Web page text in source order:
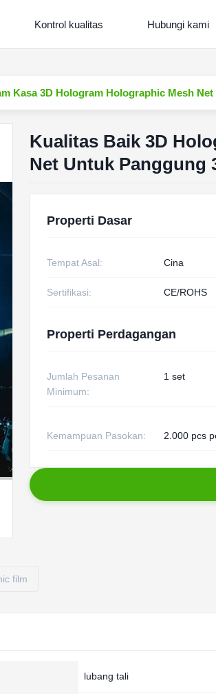
Kontrol kualitas Hubungi kami
Kasa 3D Hologram Holographic Mesh
Kualitas Baik 3D
Net Untuk Panggung
Properti Dasar
Tempat Asal: Cina
Sertifikasi: CE/ROHS
Properti Perdagangan
Jumlah Pesanan
Minimum:
1 set
Kemampuan Pasokan: 2.000 pcs
film
lubang tali